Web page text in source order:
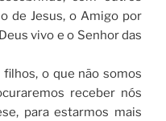
de Jesus, o Amigo por
vivo e o Senhor das
o que não somos
receber nós
para estarmos mais